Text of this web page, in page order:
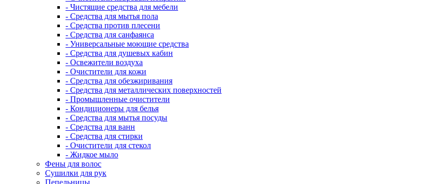
- Чистящие средства для мебели
- Средства для мытья пола
- Средства против плесени
- Средства для санфаянса
- Универсальные моющие средства
- Средства для душевых кабин
- Освежители воздуха
- Очистители для кожи
- Средства для обезжиривания
- Средства для металлических поверхностей
- Промышленные очистители
- Кондиционеры для белья
- Средства для мытья посуды
- Средства для ванн
- Средства для стирки
- Очистители для стекол
- Жидкое мыло
Фены для волос
Сушилки для рук
Пепельницы